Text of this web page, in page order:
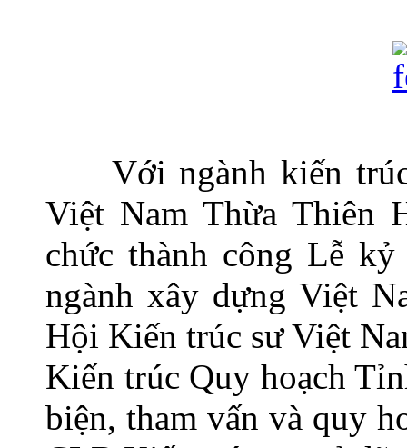
Với ngành kiến
Việt Nam Thừa Thiên
chức thành công Lễ
ngành xây dựng Việt
Hội Kiến trúc sư Việt
Kiến trúc Quy hoạch
biện, tham vấn và quy